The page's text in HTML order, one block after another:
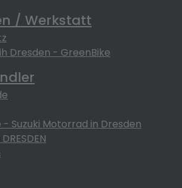
/ Werkstatt
Dresden - GreenBike
- Suzuki Motorrad in Dresden